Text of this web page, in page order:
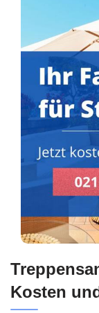
Kosten